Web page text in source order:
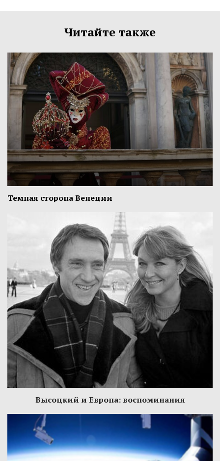
Читайте также
Темная сторона Венеции
Высоцкий и Европа: воспоминания